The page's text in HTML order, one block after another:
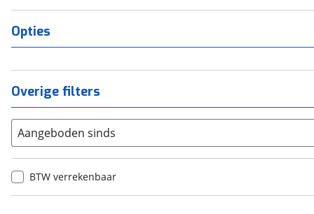
Opties
Overige filters
Aangeboden sinds
BTW verrekenbaar